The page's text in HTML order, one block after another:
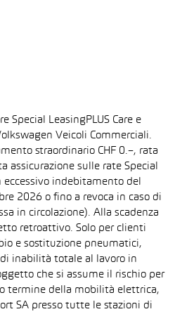
Special LeasingPLUS Care e
Veicoli Commerciali.
straordinario CHF 0.–, rata
assicurazione sulle rate Special
eccessivo indebitamento del
2026 o fino a revoca in caso di
in circolazione). Alla scadenza
retroattivo. Solo per clienti
e sostituzione pneumatici,
di inabilità totale al lavoro in
che si assume il rischio per
termine della mobilità elettrica,
SA presso tutte le stazioni di